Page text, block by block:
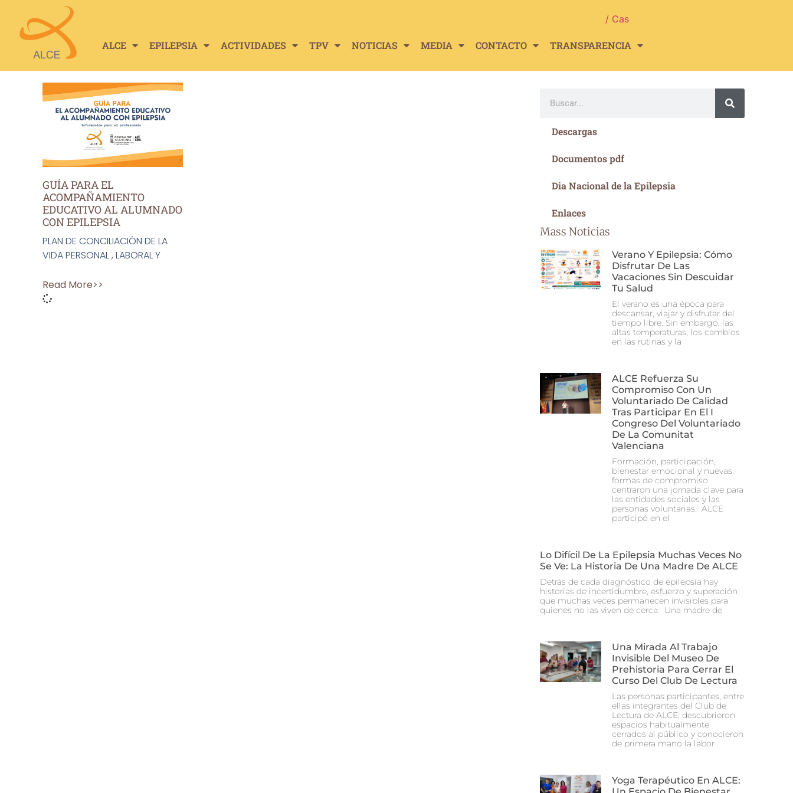
/ Cas
ALCE EPILEPSIA ACTIVIDADES TPV NOTICIAS MEDIA CONTACTO TRANSPARENCIA
GUÍA PARA EL
ACOMPAÑAMIENTO
EDUCATIVO AL ALUMNADO
CON EPILEPSIA
PLAN DE CONCILIACIÓN DE LA
VIDA PERSONAL , LABORAL Y
Read More>>
Descargas
Documentos pdf
Dia Nacional de la Epilepsia
Enlaces
Mass Noticias
Verano Y Epilepsia: Cómo
Disfrutar De Las
Vacaciones Sin Descuidar
Tu Salud
El verano es una época para
descansar, viajar y disfrutar del
tiempo libre. Sin embargo, las
altas temperaturas, los cambios
en las rutinas y la
ALCE Refuerza Su
Compromiso Con Un
Voluntariado De Calidad
Tras Participar En El I
Congreso Del Voluntariado
De La Comunitat
Valenciana
Formación, participación,
bienestar emocional y nuevas
formas de compromiso
centraron una jornada clave para
las entidades sociales y las
personas voluntarias. ALCE
participó en el
Lo Difícil De La Epilepsia Muchas Veces No
Se Ve: La Historia De Una Madre De ALCE
Detrás de cada diagnóstico de epilepsia hay
historias de incertidumbre, esfuerzo y superación
que muchas veces permanecen invisibles para
quienes no las viven de cerca. Una madre de
Una Mirada Al Trabajo
Invisible Del Museo De
Prehistoria Para Cerrar El
Curso Del Club De Lectura
Las personas participantes, entre
ellas integrantes del Club de
Lectura de ALCE, descubrieron
espacios habitualmente
cerrados al público y conocieron
de primera mano la labor
Yoga Terapéutico En ALCE: